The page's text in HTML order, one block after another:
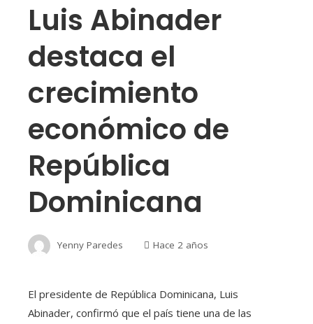
Luis Abinader
destaca el
crecimiento
económico de
República
Dominicana
Yenny Paredes Hace 2 años
El presidente de República Dominicana, Luis
Abinader, confirmó que el país tiene una de las